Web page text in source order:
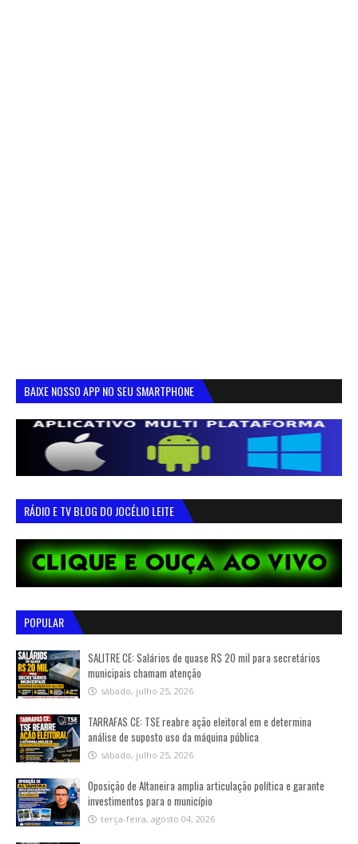
BAIXE NOSSO APP NO SEU SMARTPHONE
RÁDIO E TV BLOG DO JOCÉLIO LEITE
POPULAR
SALITRE CE: Salários de quase R$ 20 mil para secretários
municipais chamam atenção
sábado, julho 25, 2026
TARRAFAS CE: TSE reabre ação eleitoral em e determina
análise de suposto uso da máquina pública
sábado, julho 25, 2026
Oposição de Altaneira amplia articulação política e garante
investimentos para o município
terça-feira, agosto 04, 2026